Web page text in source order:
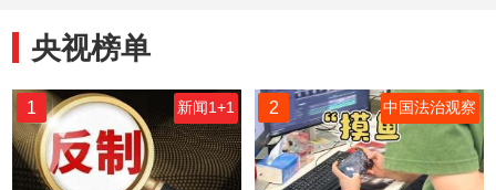
央视榜单
1 新闻1+1 2 中国法治观察